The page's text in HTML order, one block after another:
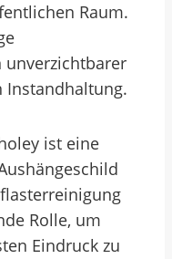
Raum.
unverzichtbarer
Instandhaltung.
ist eine
Rolle, um
Eindruck zu